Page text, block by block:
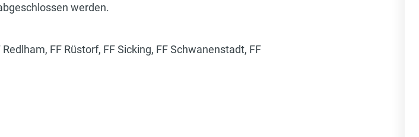
werden.
FF Rüstorf, FF Sicking, FF Schwanenstadt, FF